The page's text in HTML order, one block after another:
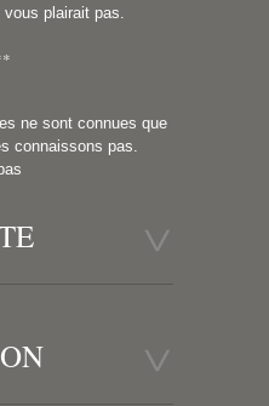
plairait pas.
ne sont connues que
connaissons pas.